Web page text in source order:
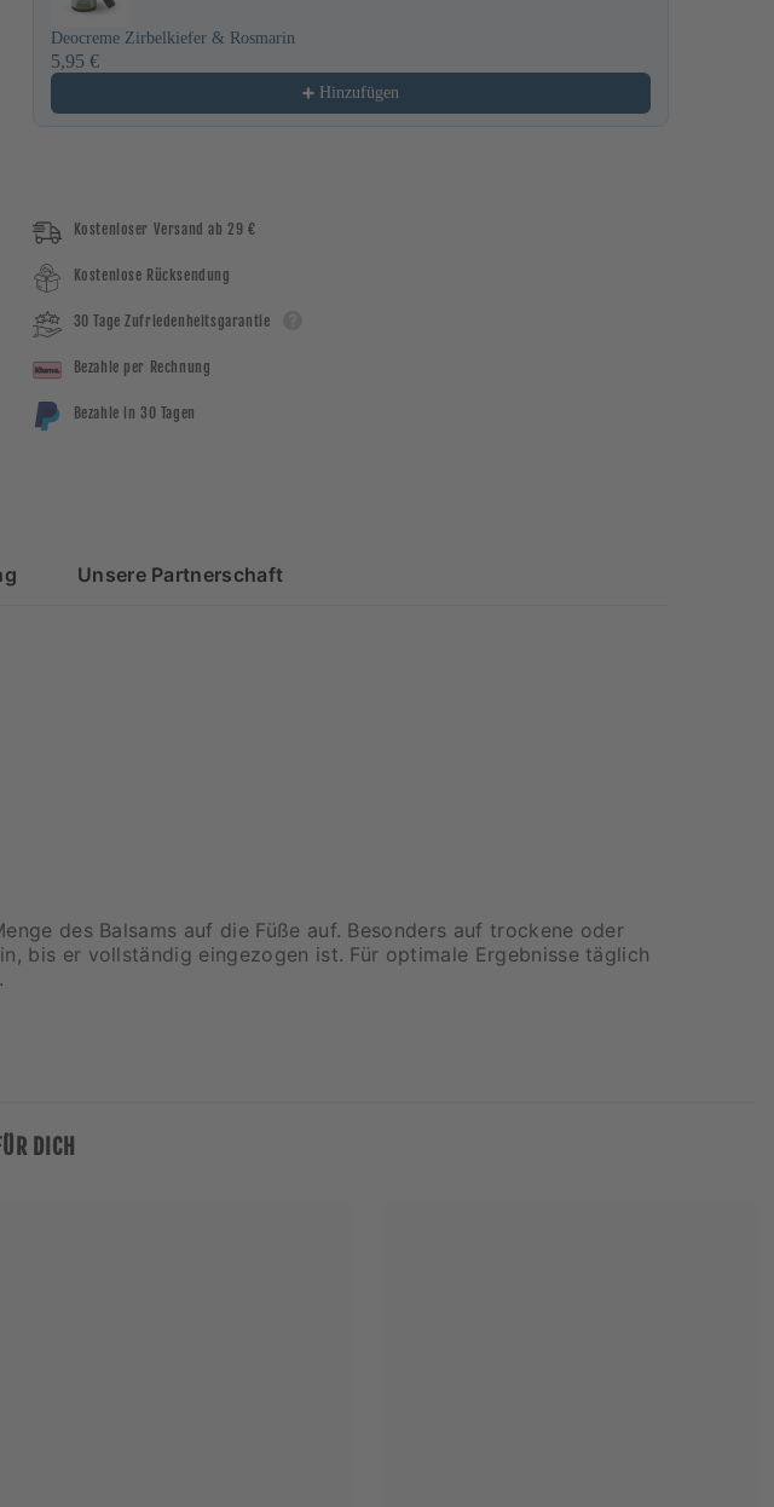
Deocreme Zirbelkiefer & Rosmarin
5,95 €
Hinzufügen
Kostenloser Versand ab 29 €
Kostenlose Rücksendung
30 Tage Zufriedenheitsgarantie
Bezahle per Rechnung
Bezahle in 30 Tagen
Unsere Partnerschaft
des Balsams auf die Füße auf. Besonders auf trockene oder
bis er vollständig eingezogen ist. Für optimale Ergebnisse täglich
DICH